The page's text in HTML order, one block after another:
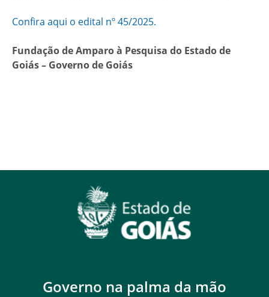
Confira aqui o edital nº 45/2025.
Fundação de Amparo à Pesquisa do Estado de
Goiás – Governo de Goiás
Governo na palma da mão